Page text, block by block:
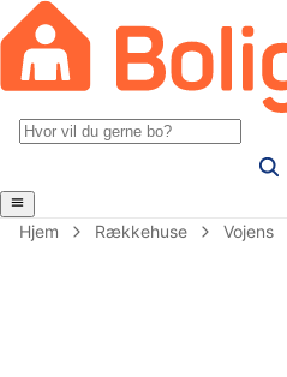
Hjem Rækkehuse Vojens